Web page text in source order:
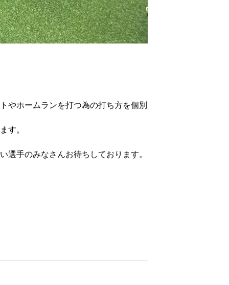
やホームランを打つ為の打ち方を個別
す。
手のみなさんお待ちしております。